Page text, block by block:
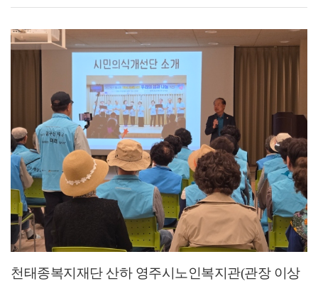
천태종복지재단 산하 영주시노인복지관(관장 이상